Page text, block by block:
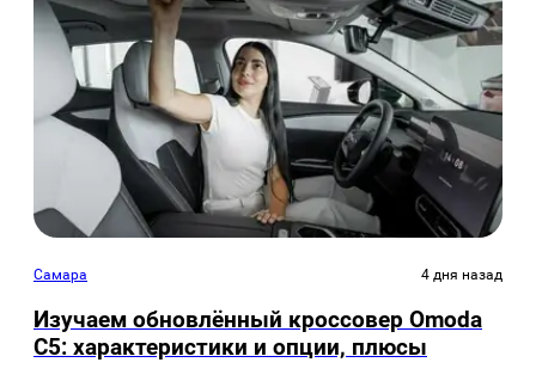
Самара 4 дня назад
Изучаем обновлённый кроссовер Omoda
C5: характеристики и опции, плюсы